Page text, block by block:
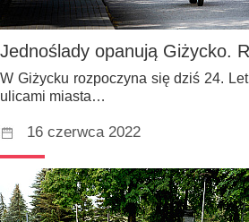
Jednoślady opanują Giżycko.
W Giżycku rozpoczyna się dziś 24.
ulicami miasta…
16 czerwca 2022